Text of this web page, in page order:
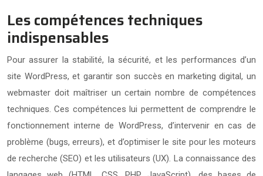
Les compétences techniques
indispensables
Pour assurer la stabilité, la sécurité, et les performances d’un
site WordPress, et garantir son succès en marketing digital, un
webmaster doit maîtriser un certain nombre de compétences
techniques. Ces compétences lui permettent de comprendre le
fonctionnement interne de WordPress, d’intervenir en cas de
problème (bugs, erreurs), et d’optimiser le site pour les moteurs
de recherche (SEO) et les utilisateurs (UX). La connaissance des